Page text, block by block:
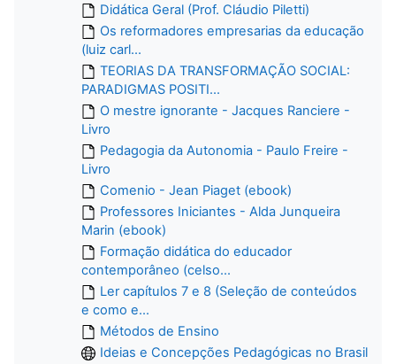
Didática Geral (Prof. Cláudio Piletti)
Os reformadores empresarias da educação
(luiz carl...
TEORIAS DA TRANSFORMAÇÃO SOCIAL:
PARADIGMAS POSITI...
O mestre ignorante - Jacques Ranciere -
Livro
Pedagogia da Autonomia - Paulo Freire -
Livro
Comenio - Jean Piaget (ebook)
Professores Iniciantes - Alda Junqueira
Marin (ebook)
Formação didática do educador
contemporâneo (celso...
Ler capítulos 7 e 8 (Seleção de conteúdos
e como e...
Métodos de Ensino
Ideias e Concepções Pedagógicas no Brasil